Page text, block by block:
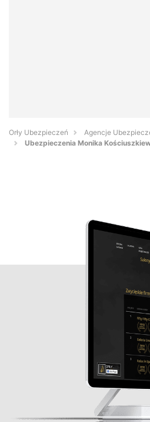
Orły Ubezpieczeń
Agencje
Ubezpieczenia Monika